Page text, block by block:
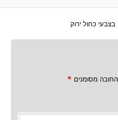
בצבעי כחול ירוק
מסומנים *